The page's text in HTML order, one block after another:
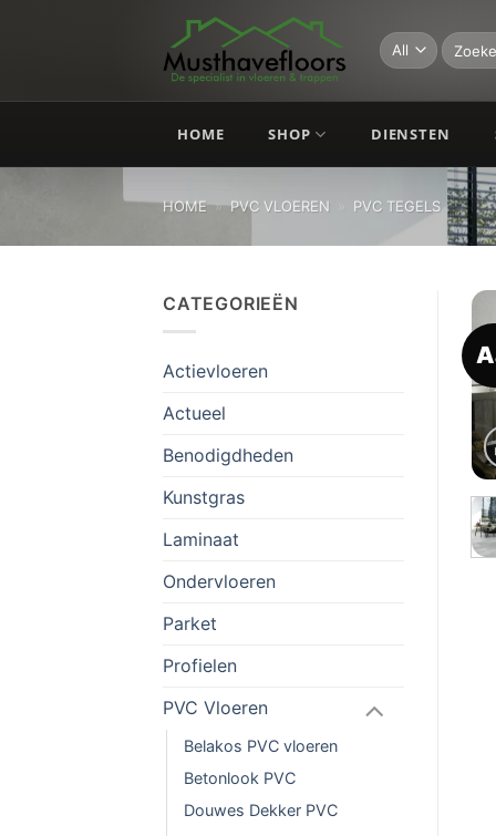
Zoeken
naar:
HOME SHOP DIENSTEN
HOME » PVC VLOEREN PVC TEGELS
CATEGORIEËN
Actievloeren
Actueel
Benodigdheden
Kunstgras
Laminaat
Ondervloeren
Parket
Profielen
PVC Vloeren
Belakos PVC vloeren
Betonlook PVC
Douwes Dekker PVC